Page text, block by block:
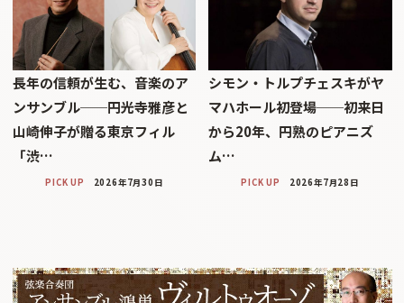
長年の信頼が生む、音楽のア
ンサンブル──円光寺雅彦と
山崎伸子が贈る東京フィル
「渋…
PICK UP 2026年7月30日
シモン・トルプチェスキがヤ
マハホール初登場──初来日
から20年、円熟のピアニズ
ム…
PICK UP 2026年7月28日